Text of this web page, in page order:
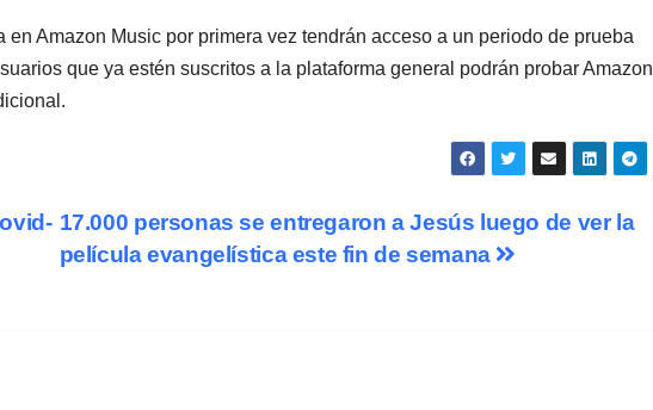
Amazon Music por primera vez tendrán acceso a un periodo de prueba
que ya estén suscritos a la plataforma general podrán probar Amazon
17.000 personas se entregaron a Jesús luego de ver la
película evangelística este fin de semana